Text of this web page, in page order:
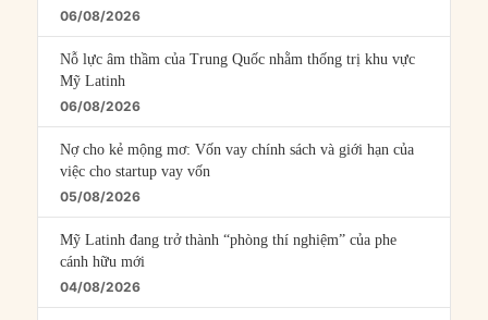
06/08/2026
Nỗ lực âm thầm của Trung Quốc nhằm thống trị khu vực
Mỹ Latinh
06/08/2026
Nợ cho kẻ mộng mơ: Vốn vay chính sách và giới hạn của
việc cho startup vay vốn
05/08/2026
Mỹ Latinh đang trở thành “phòng thí nghiệm” của phe
cánh hữu mới
04/08/2026